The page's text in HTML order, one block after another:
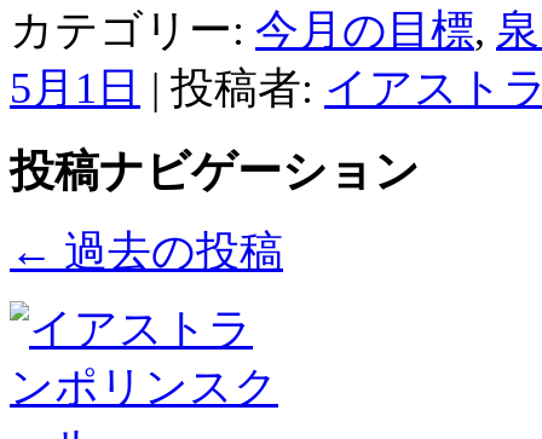
カテゴリー: 今月の目標,
5月1日 | 投稿者: イアスト
投稿ナビゲーション
← 過去の投稿